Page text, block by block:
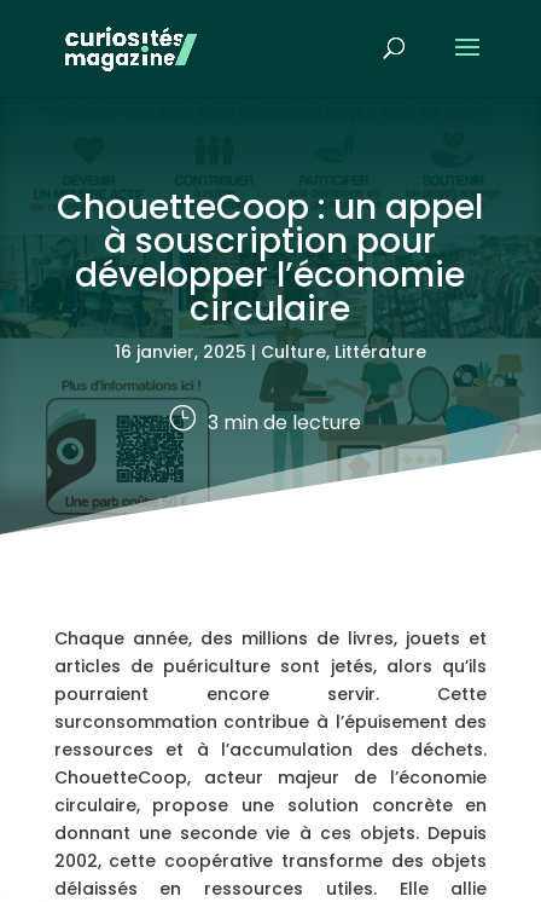
ChouetteCoop : un appel
à souscription pour
développer l’économie
circulaire
16 janvier, 2025 | Culture, Littérature
} 3min de lecture
Chaque année, des millions de livres, jouets et
articles de puériculture sont jetés, alors qu’ils
pourraient encore servir. Cette
surconsommation contribue à l’épuisement des
ressources et à l’accumulation des déchets.
ChouetteCoop, acteur majeur de l’économie
circulaire, propose une solution concrète en
donnant une seconde vie à ces objets. Depuis
2002, cette coopérative transforme des objets
délaissés en ressources utiles. Elle allie